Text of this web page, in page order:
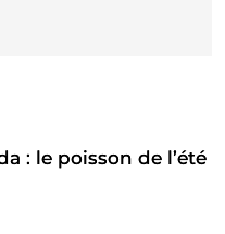
: le poisson de l’été